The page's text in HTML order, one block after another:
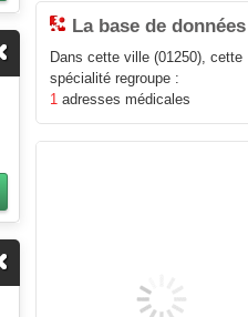
La base de données
Dans cette ville (01250), cette
spécialité regroupe :
1 adresses médicales